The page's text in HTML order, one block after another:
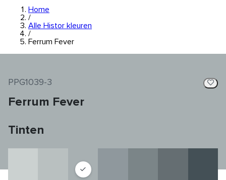
Home
/
Alle Histor kleuren
/
Ferrum Fever
PPG1039-3
Ferrum Fever
Tinten